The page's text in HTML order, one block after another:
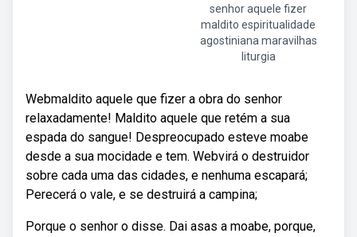
senhor aquele fizer
maldito espiritualidade
agostiniana maravilhas
liturgia
Webmaldito aquele que fizer a obra do senhor
relaxadamente! Maldito aquele que retém a sua
espada do sangue! Despreocupado esteve moabe
desde a sua mocidade e tem. Webvirá o destruidor
sobre cada uma das cidades, e nenhuma escapará;
Perecerá o vale, e se destruirá a campina;
Porque o senhor o disse. Dai asas a moabe, porque,